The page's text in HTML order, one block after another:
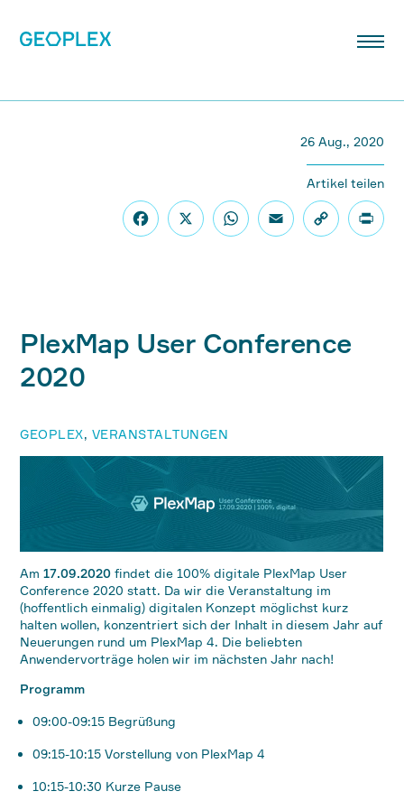
GEOPLEX, VERANSTALTUNGEN
PlexMap User Conference
2020
Am17.09.2020 findet die 100% digitale PlexMap User
Conference 2020 statt. Da wir die Veranstaltung im
(hoffentlich einmalig) digitalen Konzept möglichst kurz
halten wollen, konzentriert sich der Inhalt in diesem Jahr auf
Neuerungen rund um PlexMap 4. Die beliebten
Anwendervorträge holen wir im nächsten Jahr nach!
Programm
09:00-09:15 Begrüßung
09:15-10:15 Vorstellung von PlexMap 4
10:15-10:30 Kurze Pause
26 Aug., 2020
Artikel teilen